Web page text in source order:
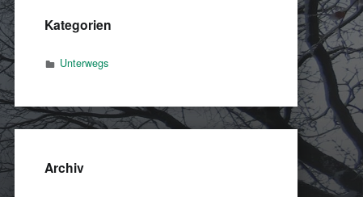
Kategorien
Unterwegs
Archiv